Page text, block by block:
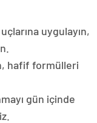
uygulayın,
hafif formülleri
gün içinde